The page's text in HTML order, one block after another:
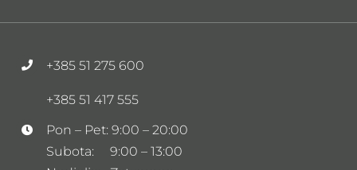
+385 51 275 600
+385 51 417 555
Pon – Pet: 9:00 – 20:00
Subota: 9:00 – 13:00